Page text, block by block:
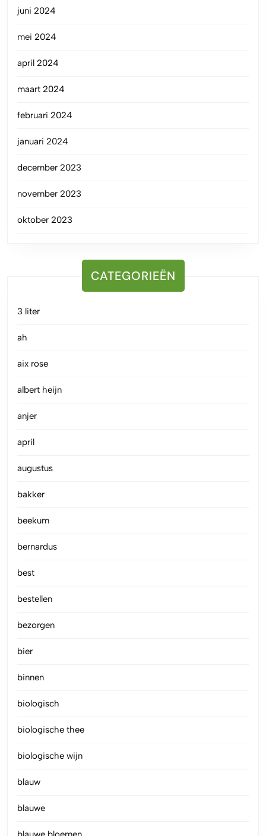
juni 2024
mei 2024
april 2024
maart 2024
februari 2024
januari 2024
december 2023
november 2023
oktober 2023
CATEGORIEËN
3 liter
ah
aix rose
albert heijn
anjer
april
augustus
bakker
beekum
bernardus
best
bestellen
bezorgen
bier
binnen
biologisch
biologische thee
biologische wijn
blauw
blauwe